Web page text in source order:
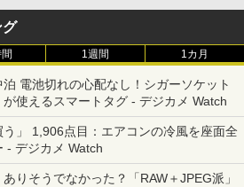
グ
1週間 1カ月
電池切れの心配なし！シガーソケット
使えるスマートタグ - デジカメ Watch
」 1,906点目：エアコンの冷風を座面全
- デジカメ Watch
りそうでなかった？「RAW＋JPEG派」